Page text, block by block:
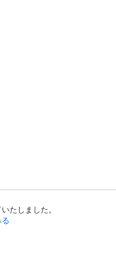
たしました。